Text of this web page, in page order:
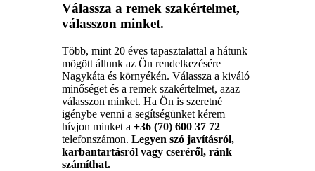
Válassza a remek szakértelmet,
válasszon minket.
Több, mint 20 éves tapasztalattal a hátunk
mögött állunk az Ön rendelkezésére
Nagykáta és környékén. Válassza a kiváló
minőséget és a remek szakértelmet, azaz
válasszon minket. Ha Ön is szeretné
igénybe venni a segítségünket kérem
hívjon minket a +36 (70) 600 37 72
telefonszámon. Legyen szó javításról,
karbantartásról vagy cseréről, ránk
számíthat.